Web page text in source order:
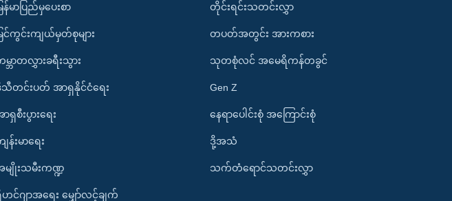
ြန်မာပြည်မှပေးစာ
ြင်ကွင်းကျယ်မှတ်စုများ
ဘာတလွှားခရီးသွား
သီတင်းပတ် အာရှနိုင်ငံရေး
ရှစီးပွားရေး
န်းမာရေး
မျိုးသမီးကဏ္ဍ
င်ဂျာအရေး မျှော်လင့်ချက်
တိုင်းရင်းသတင်းလွှာ
တပတ်အတွင်း အားကစား
သုတစုံလင် အမေရိကန်တခွင်
Gen Z
နေရာပေါင်းစုံ အကြောင်းစုံ
ဒို့အသံ
သက်တံရောင်သတင်းလွှာ